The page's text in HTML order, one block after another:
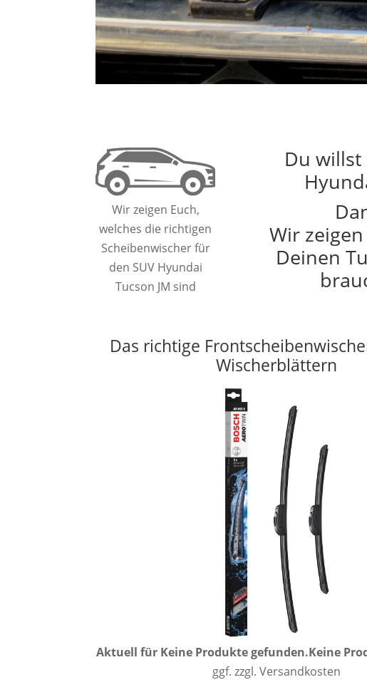
Wir zeigen Euch,
welches die richtigen
Scheibenwischer für
den SUV Hyundai
Tucson JM sind
Du
Wir
Deinen
Das richtige
Wischerblättern
Aktuell für Keine Produkte gefunden.Keine
ggf. zzgl. Versandkosten